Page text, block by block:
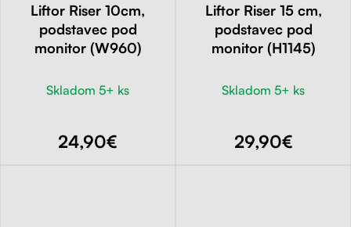
Liftor Riser 10cm,
podstavec pod
monitor (W960)
Skladom 5+ ks
24,90€
Liftor Riser 15 cm,
podstavec pod
monitor (H1145)
Skladom 5+ ks
29,90€